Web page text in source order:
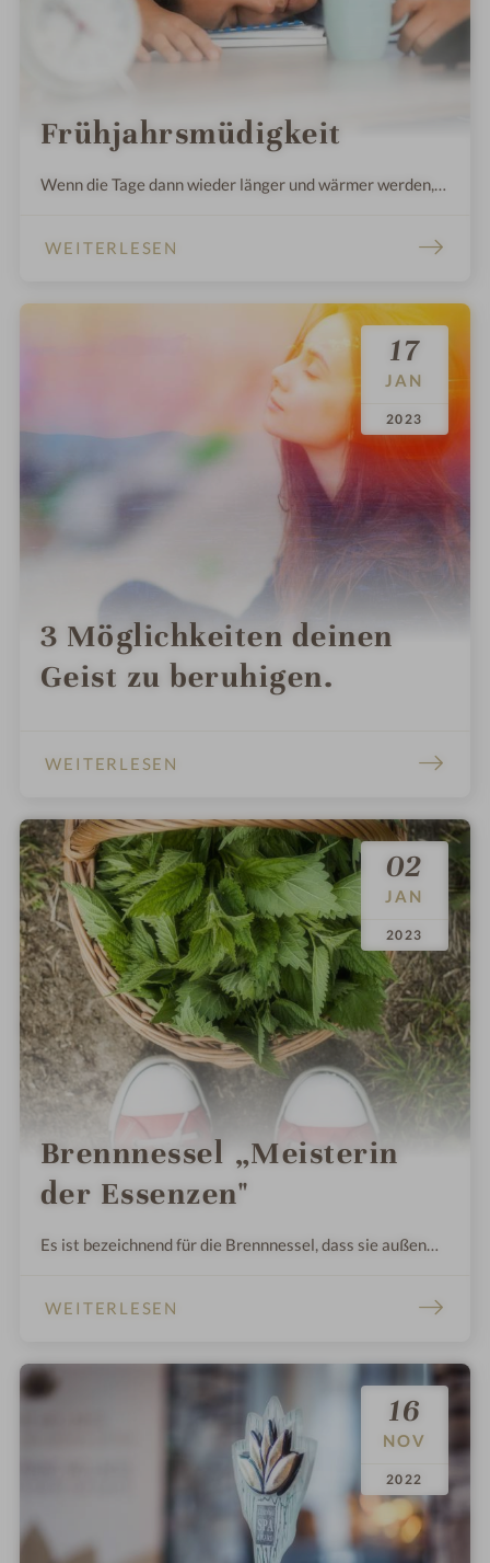
Frühjahrsmüdigkeit
Wenn die Tage dann wieder länger und wärmer werden,
WEITERLESEN
3 Möglichkeiten deinen
Geist zu beruhigen.
17
.
JAN
.
2023
WEITERLESEN
Brennnessel „Meisterin
der Essenzen"
02
.
JAN
.
2023
Es ist bezeichnend für die Brennnessel, dass sie außen
WEITERLESEN
16
.
NOV
.
2022